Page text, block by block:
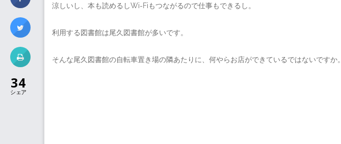
涼しいし、本も読めるしWi-Fiもつながるので仕事もできるし。
利用する図書館は尾久図書館が多いです。
そんな尾久図書館の自転車置き場の隣あたりに、何やらお店ができているではないですか。
34
シェア